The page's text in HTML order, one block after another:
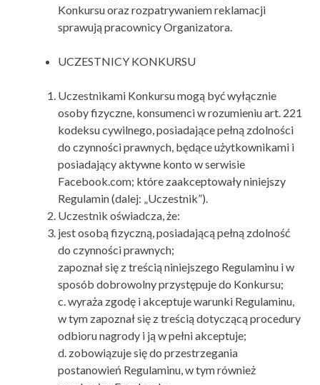
Konkursu oraz rozpatrywaniem reklamacji
sprawują pracownicy Organizatora.
UCZESTNICY KONKURSU
Uczestnikami Konkursu mogą być wyłącznie
osoby fizyczne, konsumenci w rozumieniu art. 221
kodeksu cywilnego, posiadające pełną zdolności
do czynności prawnych, będące użytkownikami i
posiadający aktywne konto w serwisie
Facebook.com; które zaakceptowały niniejszy
Regulamin (dalej: „Uczestnik”).
Uczestnik oświadcza, że:
jest osobą fizyczną, posiadającą pełną zdolność
do czynności prawnych;
zapoznał się z treścią niniejszego Regulaminu i w
sposób dobrowolny przystępuje do Konkursu;
c. wyraża zgodę i akceptuje warunki Regulaminu,
w tym zapoznał się z treścią dotyczącą procedury
odbioru nagrody i ją w pełni akceptuje;
d. zobowiązuje się do przestrzegania
postanowień Regulaminu, w tym również